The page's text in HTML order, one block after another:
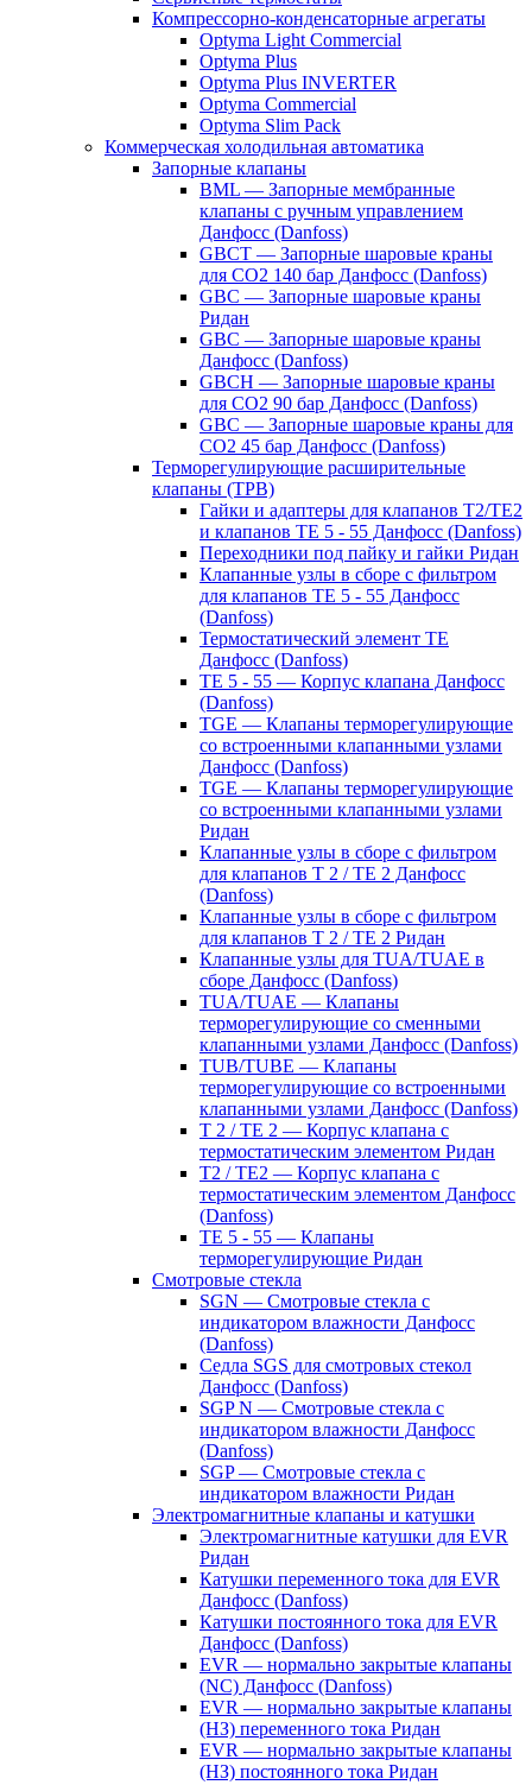
Компрессорно-конденсаторные агрегаты
Optyma Light Commercial
Optyma Plus
Optyma Plus INVERTER
Optyma Commercial
Optyma Slim Pack
Коммерческая холодильная автоматика
Запорные клапаны
BML — Запорные мембранные
клапаны с ручным управлением
Данфосс (Danfoss)
GBCT — Запорные шаровые краны
для CO2 140 бар Данфосс (Danfoss)
GBC — Запорные шаровые краны
Ридан
GBC — Запорные шаровые краны
Данфосс (Danfoss)
GBCH — Запорные шаровые краны
для CO2 90 бар Данфосс (Danfoss)
GBC — Запорные шаровые краны для
CO2 45 бар Данфосс (Danfoss)
Терморегулирующие расширительные
клапаны (ТРВ)
Гайки и адаптеры для клапанов T2/TE2
и клапанов TE 5 - 55 Данфосс (Danfoss)
Переходники под пайку и гайки Ридан
Клапанные узлы в сборе с фильтром
для клапанов TE 5 - 55 Данфосс
(Danfoss)
Термостатический элемент TE
Данфосс (Danfoss)
TE 5 - 55 — Корпус клапана Данфосс
(Danfoss)
TGE — Клапаны терморегулирующие
со встроенными клапанными узлами
Данфосс (Danfoss)
TGE — Клапаны терморегулирующие
со встроенными клапанными узлами
Ридан
Клапанные узлы в сборе с фильтром
для клапанов T 2 / TE 2 Данфосс
(Danfoss)
Клапанные узлы в сборе с фильтром
для клапанов T 2 / TE 2 Ридан
Клапанные узлы для TUA/TUAE в
сборе Данфосс (Danfoss)
TUA/TUAE — Клапаны
терморегулирующие со сменными
клапанными узлами Данфосс (Danfoss)
TUB/TUBE — Клапаны
терморегулирующие со встроенными
клапанными узлами Данфосс (Danfoss)
T 2 / TE 2 — Корпус клапана с
термостатическим элементом Ридан
T2 / TE2 — Корпус клапана с
термостатическим элементом Данфосс
(Danfoss)
TE 5 - 55 — Клапаны
терморегулирующие Ридан
Смотровые стекла
SGN — Смотровые стекла с
индикатором влажности Данфосс
(Danfoss)
Седла SGS для смотровых стекол
Данфосс (Danfoss)
SGP N — Смотровые стекла с
индикатором влажности Данфосс
(Danfoss)
SGP — Смотровые стекла с
индикатором влажности Ридан
Электромагнитные клапаны и катушки
Электромагнитные катушки для EVR
Ридан
Катушки переменного тока для EVR
Данфосс (Danfoss)
Катушки постоянного тока для EVR
Данфосс (Danfoss)
EVR — нормально закрытые клапаны
(NC) Данфосс (Danfoss)
EVR — нормально закрытые клапаны
(НЗ) переменного тока Ридан
EVR — нормально закрытые клапаны
(НЗ) постоянного тока Ридан